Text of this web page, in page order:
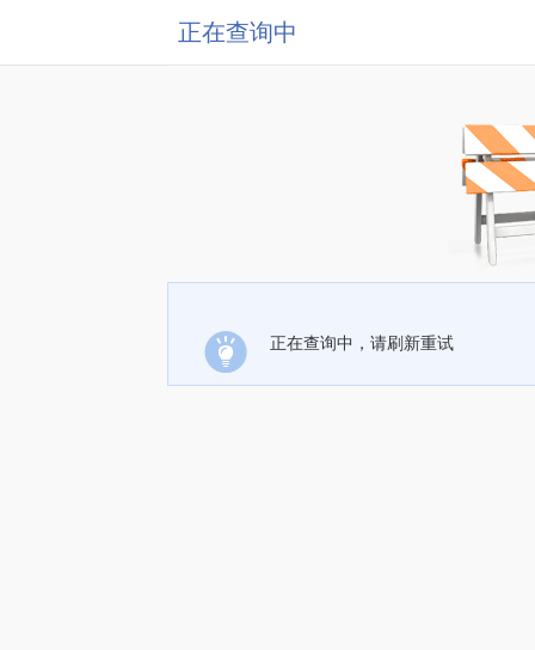
正在查询中
正在查询中，请刷新重试